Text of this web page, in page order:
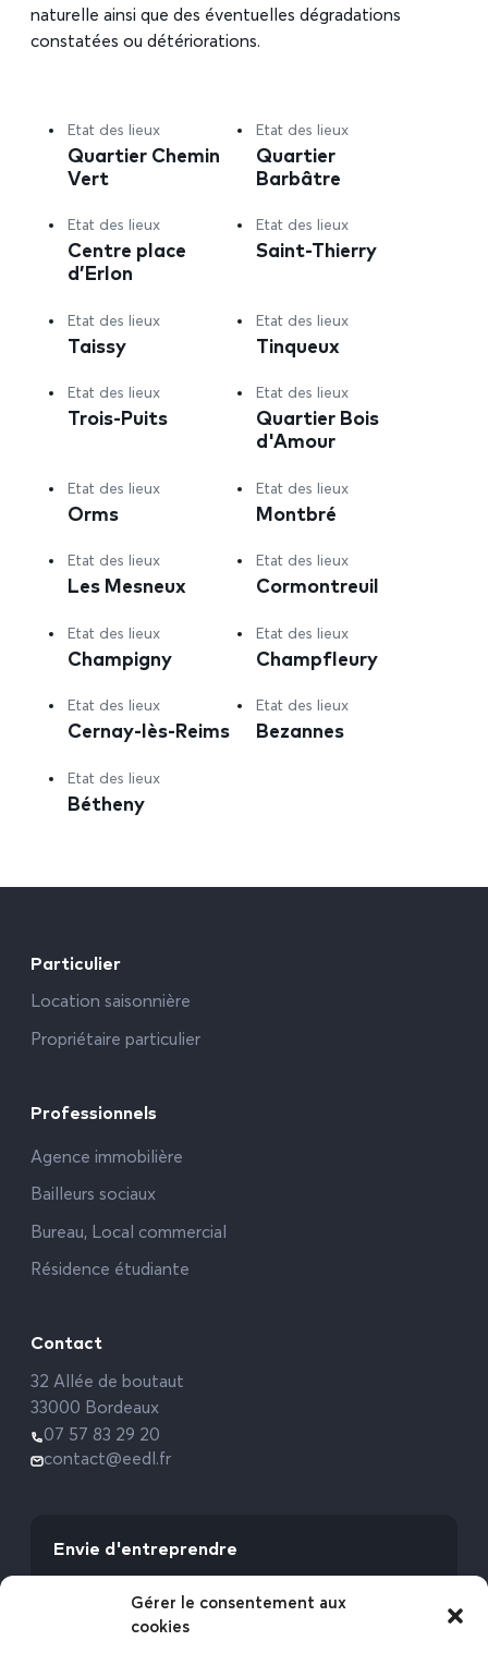
Gérer le consentement aux
cookies
naturelle ainsi que des éventuelles dégradations
constatées ou détériorations.
Etat des lieux
Quartier Chemin
Vert
Etat des lieux
Quartier
Barbâtre
Etat des lieux
Centre place
d’Erlon
Etat des lieux
Saint-Thierry
Etat des lieux
Taissy
Etat des lieux
Tinqueux
Etat des lieux
Trois-Puits
Etat des lieux
Quartier Bois
d'Amour
Etat des lieux
Orms
Etat des lieux
Montbré
Etat des lieux
Les Mesneux
Etat des lieux
Cormontreuil
Etat des lieux
Champigny
Etat des lieux
Champfleury
Etat des lieux
Cernay-lès-Reims
Etat des lieux
Bezannes
Etat des lieux
Bétheny
Particulier
Location saisonnière
Propriétaire particulier
Professionnels
Agence immobilière
Bailleurs sociaux
Bureau, Local commercial
Résidence étudiante
Contact
32 Allée de boutaut
33000 Bordeaux
07 57 83 29 20
contact@eedl.fr
Envie d'entreprendre
avec l’Expert Etat des Lieux !